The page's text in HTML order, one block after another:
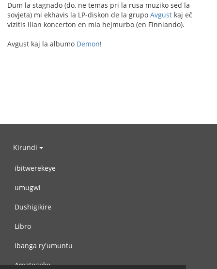
Dum la stagnado (do, ne temas pri la rusa muziko sed la
sovjeta) mi ekhavis la LP-diskon de la grupo Avgust kaj eĉ
vizitis ilian koncerton en mia hejmurbo (en Finnlando).
Avgust kaj la albumo Demon!
Kirundi
ibitwerekeye
umugwi
Dushigikire
Libro
Ibanga ry'umuntu
Amategeko